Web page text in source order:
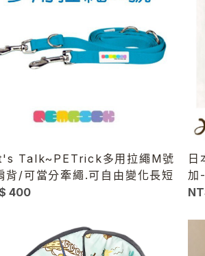
Talk~PETrick多用拉繩M號
背/可當分牽繩.可自由變化長短
400
日
加